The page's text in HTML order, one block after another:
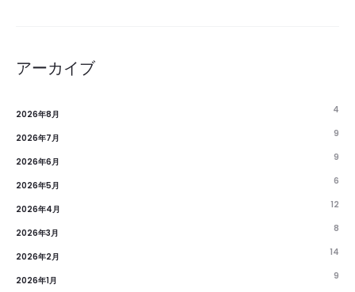
アーカイブ
2026年8月 4
2026年7月 9
2026年6月 9
2026年5月 6
2026年4月 12
2026年3月 8
2026年2月 14
2026年1月 9